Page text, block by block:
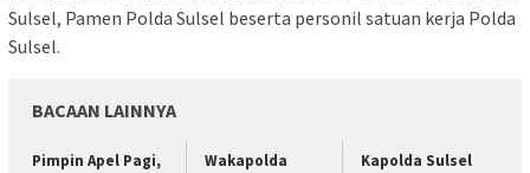
Sulsel, Pamen Polda Sulsel beserta personil satuan kerja Polda
Sulsel.
BACAAN LAINNYA
Pimpin Apel Pagi,
Wakapolda
Kapolda Sulsel